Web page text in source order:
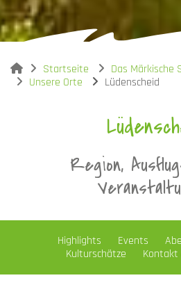
You are here:
Startseite
Das Märkische
Unsere Orte
Lüdenscheid
Region,
Highlights Events
Kulturschätze